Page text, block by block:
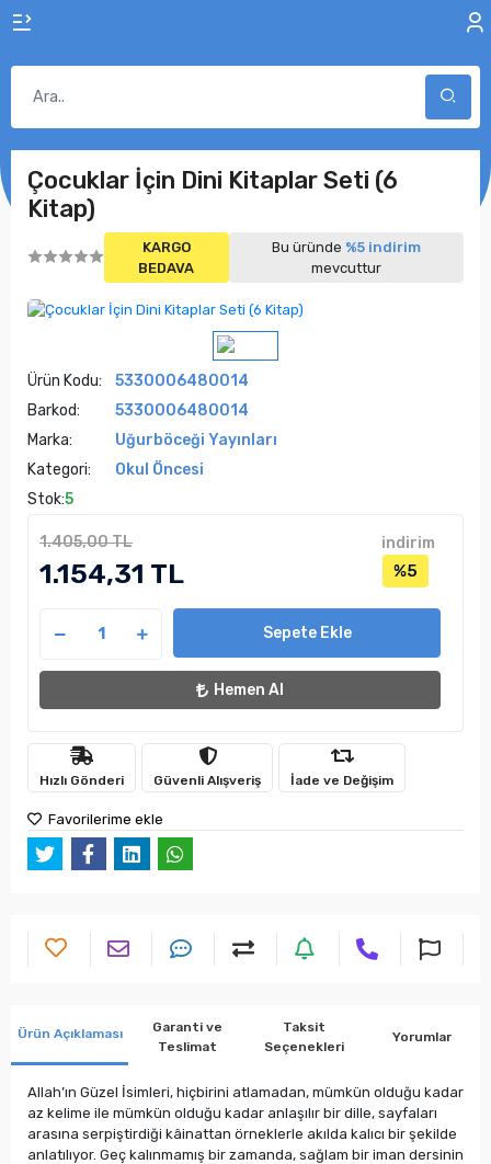
Çocuklar İçin Dini Kitaplar Seti (6
Kitap)
KARGO
BEDAVA
Bu üründe %5 indirim
mevcuttur
Ürün Kodu:
5330006480014
Barkod:
5330006480014
Marka:
Uğurböceği Yayınları
Kategori:
Okul Öncesi
Stok:5
1.405,00 TL
1.154,31 TL
indirim
%5
Sepete Ekle
Hemen Al
Hızlı Gönderi Güvenli Alışveriş İade ve Değişim
Favorilerime ekle
Ürün Açıklaması
Garanti ve
Teslimat
Taksit
Seçenekleri
Yorumlar
Allah’ın Güzel İsimleri, hiçbirini atlamadan, mümkün olduğu kadar
az kelime ile mümkün olduğu kadar anlaşılır bir dille, sayfaları
arasına serpiştirdiği kâinattan örneklerle akılda kalıcı bir şekilde
anlatılıyor. Geç kalınmamış bir zamanda, sağlam bir iman dersinin